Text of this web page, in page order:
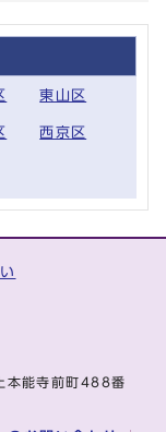
東山区
西京区
能寺前町488番